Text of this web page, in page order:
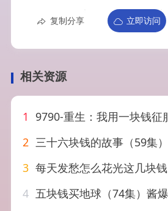
复制分享 立即访问
相关资源
1
9790-重生：我用一块钱征服世
2 三十六块钱的故事（59集
3 每天发愁怎么花光这几块钱
4 五块钱买地球（74集）酱